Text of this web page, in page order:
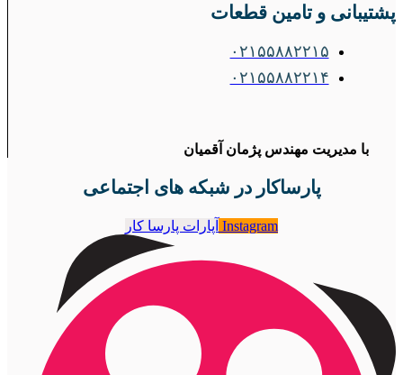
پشتیبانی و تامین قطعات
۰۲۱۵۵۸۸۲۲۱۵
۰۲۱۵۵۸۸۲۲۱۴
با مدیریت مهندس پژمان آقمیان
پارساکار در شبکه های اجتماعی
Instagram آپارات پارسا کار